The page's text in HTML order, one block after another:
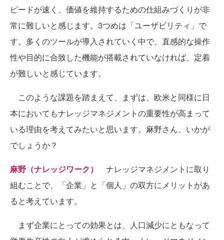
ピードが速く、価値を維持するための仕組みづくりが非
常に難しいと感じます。3つめは「ユーザビリティ」で
す。多くのツールが導入されていく中で、直感的な操作
性や目的に合致した機能が搭載されていなければ、定着
が難しいと感じています。
このような課題を踏まえて、まずは、欧米と同様に日
本においてもナレッジマネジメントの重要性が高まって
いる理由を考えてみたいと思います。麻野さん、いかが
でしょうか？
麻野（ナレッジワーク）
ナレッジマネジメントに取り
組むことで、「企業」と「個人」の双方にメリットがあ
ると考えています。
まず企業にとっての効果とは、人口減少にともなって